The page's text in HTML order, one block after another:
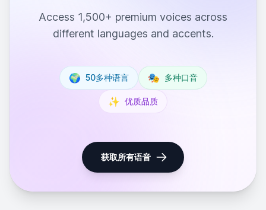
Access 1,500+ premium voices across
different languages and accents.
🌍 50多种语言 🎭 多种口音
✨ 优质品质
获取所有语音